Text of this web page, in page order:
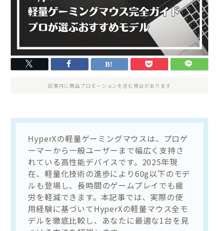
記事内に商品プロモーションを含む場合があります
HyperXの軽量ゲーミングマウスは、プロゲ
ーマーから一般ユーザーまで幅広く支持さ
れている高性能デバイスです。2025年現
在、軽量化技術の進歩により60g以下のモデ
ルも登場し、長時間のゲームプレイでも疲
労を軽減できます。本記事では、実際の使
用経験に基づいてHyperXの軽量マウス全モ
デルを徹底比較し、あなたに最適な1台を見